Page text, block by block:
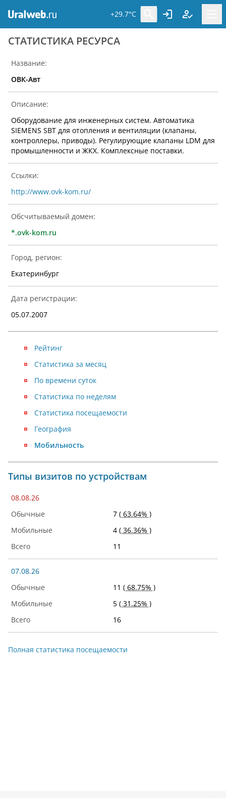
+29.7°C
CТАТИСТИКА РЕСУРСА
Название:
ОВК-Авт
Описание:
Оборудование для инженерных систем. Автоматика
SIEMENS SBT для отопления и вентиляции (клапаны,
контроллеры, приводы). Регулирующие клапаны LDM для
промышленности и ЖКХ. Комплексные поставки.
Ссылки:
http://www.ovk-kom.ru/
Обсчитываемый домен:
*.ovk-kom.ru
Город, регион:
Екатеринбург
Дата регистрации:
05.07.2007
Рейтинг
Статистика посещаемости
Статистика за месяц
География
По времени суток
Мобильность
Статистика по неделям
Типы визитов по устройствам
08.08.26
7 ( 63.64% )
4 ( 36.36% )
11
07.08.26
11 ( 68.75% )
5 ( 31.25% )
16
Полная статистика посещаемости